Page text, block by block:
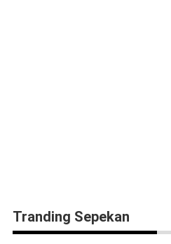
Tranding Sepekan